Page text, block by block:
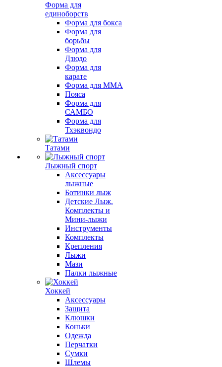
Форма для
единоборств
Форма для бокса
Форма для
борьбы
Форма для
Дзюдо
Форма для
карате
Форма для MMA
Пояса
Форма для
САМБО
Форма для
Тхэквондо
Татами
Лыжный спорт
Аксессуары
лыжные
Ботинки лыж
Детские Лыж.
Комплекты и
Мини-лыжи
Инструменты
Комплекты
Крепления
Лыжи
Мази
Палки лыжные
Хоккей
Аксессуары
Защита
Клюшки
Коньки
Одежда
Перчатки
Сумки
Шлемы